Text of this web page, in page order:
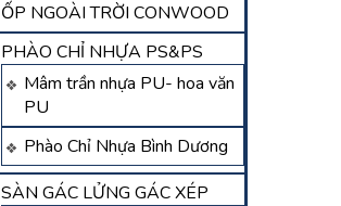
ỐP NGOÀI TRỜI CONWOOD
PHÀO CHỈ NHỰA PS&PS
Mâm trần nhựa PU- hoa văn
PU
Phào Chỉ Nhựa Bình Dương
SÀN GÁC LỬNG GÁC XÉP